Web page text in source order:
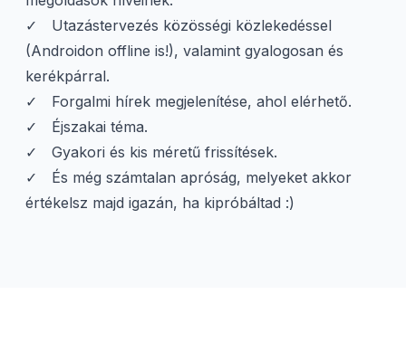
Utazástervezés közösségi közlekedéssel
(Androidon offline is!), valamint gyalogosan és
kerékpárral.
Forgalmi hírek megjelenítése, ahol elérhető.
Éjszakai téma.
Gyakori és kis méretű frissítések.
És még számtalan apróság, melyeket akkor
értékelsz majd igazán, ha kipróbáltad :)